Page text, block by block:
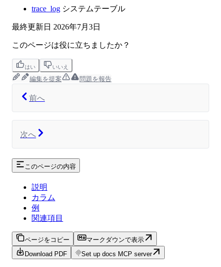
trace_log システムテーブル
最終更新日 2026年7月3日
このページは役に立ちましたか？
はい いいえ
編集を提案 問題を報告
前へ
次へ
このページの内容
説明
カラム
例
関連項目
ページをコピー
マークダウンで表示
Download PDF
Set up docs MCP server